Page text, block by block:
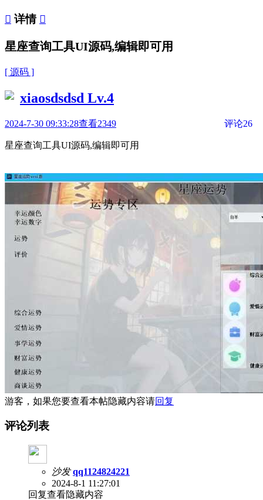
 详情 
星座查询工具UI源码,编辑即可用
[ 源码 ]
xiaosdsdsd Lv.4
2024-7-30 09:33:28查看2349 评论26
星座查询工具UI源码,编辑即可用
游客，如果您要查看本帖隐藏内容请回复
评论列表
沙发 qq1124824221
2024-8-1 11:27:01
回复查看隐藏内容